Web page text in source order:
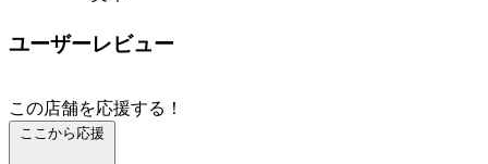
ユーザーレビュー
この店舗を応援する！
ここから応援